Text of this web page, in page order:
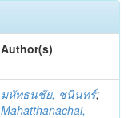
Author(s)
มหัทธนชัย, ชนินทร์;
Mahatthanachai,